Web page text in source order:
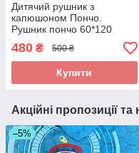
Дитячий рушник з
капюшоном Пончо.
Рушник пончо 60*120
480 ₴ 500 ₴
Купити
Акційні пропозиції
–5%